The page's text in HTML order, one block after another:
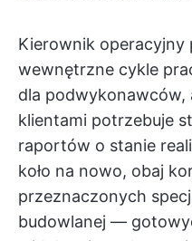
Kierownik operacyjny
wewnętrzne cykle
dla podwykonawców,
klientami potrzebuje
raportów o stanie
koło na nowo, obaj
przeznaczonych
budowlanej —